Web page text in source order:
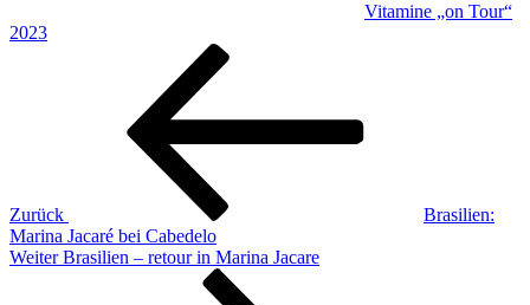
Vitamine „on Tour“
2023
Beitragsnavigation
Zurück
Brasilien:
Marina Jacaré bei Cabedelo
Nächster
Weiter Brasilien – retour in Marina Jacare